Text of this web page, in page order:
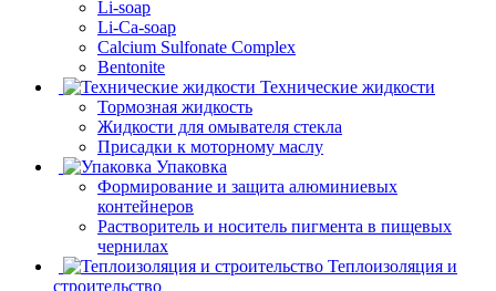
Li-soap
Li-Ca-soap
Calcium Sulfonate Complex
Bentonite
Технические жидкости
Тормозная жидкость
Жидкости для омывателя стекла
Присадки к моторному маслу
Упаковка
Формирование и защита алюминиевых
контейнеров
Растворитель и носитель пигмента в пищевых
чернилах
Теплоизоляция и
строительство